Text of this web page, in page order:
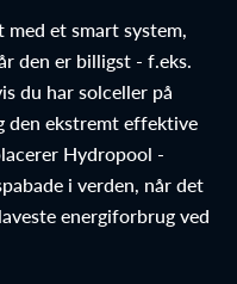
et smart system,
den er billigst - f.eks.
du har solceller på
den ekstremt effektive
Hydropool -
i verden, når det
energiforbrug ved